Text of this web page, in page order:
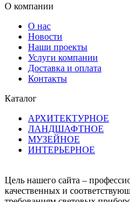
О компании
О нас
Новости
Наши проекты
Услуги компании
Доставка и оплата
Контакты
Каталог
АРХИТЕКТУРНОЕ
ЛАНДШАФТНОЕ
МУЗЕЙНОЕ
ИНТЕРЬЕРНОЕ
Цель нашего сайта –
качественных и